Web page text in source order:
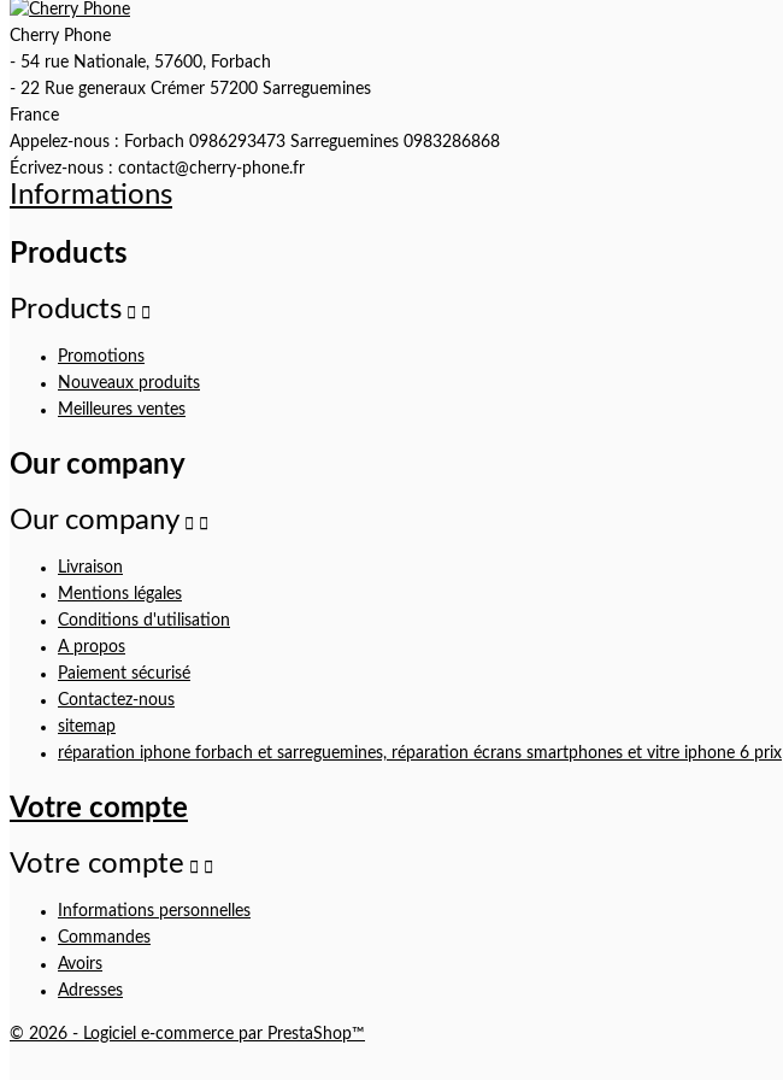
Cherry Phone
- 54 rue Nationale, 57600, Forbach
- 22 Rue generaux Crémer 57200 Sarreguemines
France
Appelez-nous : Forbach 0986293473 Sarreguemines 0983286868
Écrivez-nous : contact@cherry-phone.fr
Informations
Products
Products  
Promotions
Nouveaux produits
Meilleures ventes
Our company
Our company  
Livraison
Mentions légales
Conditions d'utilisation
A propos
Paiement sécurisé
Contactez-nous
sitemap
réparation iphone forbach et sarreguemines, réparation écrans smartphones et vitre iphone 6 prix
Votre compte
Votre compte  
Informations personnelles
Commandes
Avoirs
Adresses
© 2026 - Logiciel e-commerce par PrestaShop™